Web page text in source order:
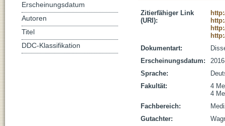
Zitierfähiger Link
(URI):
Dokumentart:
Erscheinungsdatum:
Sprache:
Fakultät:
4
4
Fachbereich:
Gutachter:
Erscheinungsdatum
Autoren
Titel
DDC-Klassifikation